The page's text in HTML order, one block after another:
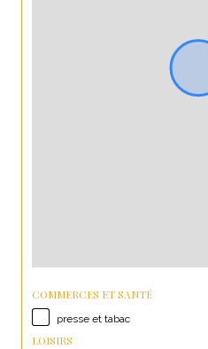
COMMERCES ET SANTÉ
presse et tabac
LOISIRS